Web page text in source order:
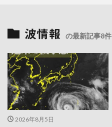
波情報 の最新記事8件
2026年8月5日